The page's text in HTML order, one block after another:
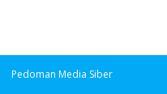
Pedoman Media Siber